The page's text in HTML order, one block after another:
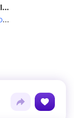
Любознательные Дети
Юлиана Бондаренко & Амелия Колпакова & Егор Егоров & Валерия Шевченко & Ксюша Косичкина